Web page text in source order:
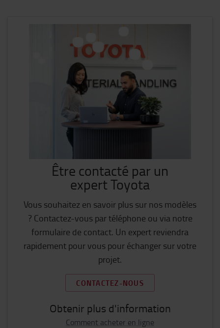
Être contacté par un
expert Toyota
Vous souhaitez en savoir plus sur nos modèles
? Contactez-vous par téléphone ou via notre
formulaire de contact. Un expert reviendra
rapidement pour vous pour échanger sur votre
projet.
CONTACTEZ-NOUS
Obtenir plus d'information
Comment acheter en ligne